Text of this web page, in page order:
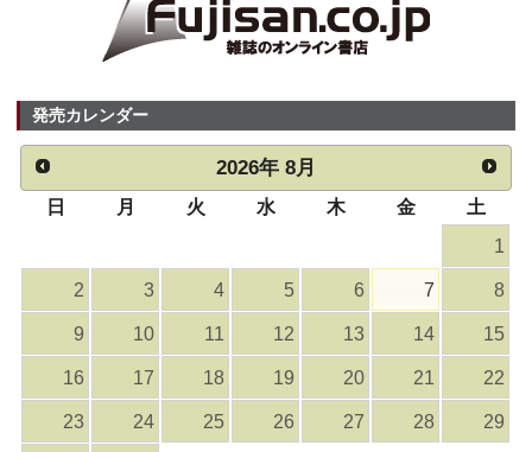
発売カレンダー
2026年 8月
日 月 火 水 木 金
土
1
2 3 4 5 6 7 8
9 10 11 12 13 14 15
16 17 18 19 20 21 22
23 24 25 26 27 28 29